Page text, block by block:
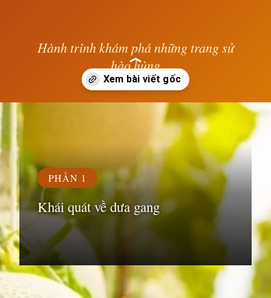
Hành trình khám phá những trang sử
hào hùng
— Lê Anh —
PHẦN 1
Khái quát về dưa gang